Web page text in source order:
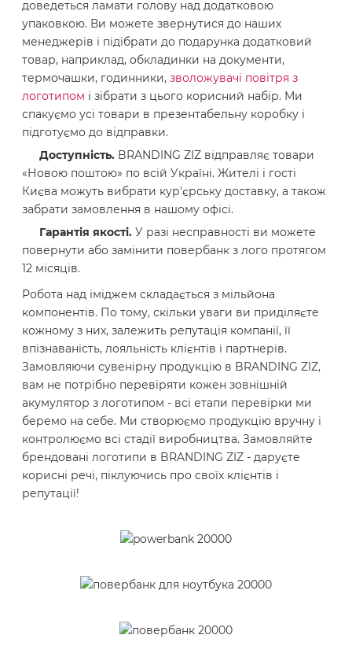
доведеться ламати голову над додатковою
упаковкою. Ви можете звернутися до наших
менеджерів і підібрати до подарунка додатковий
товар, наприклад, обкладинки на документи,
термочашки, годинники,зволожувачі повітря з
логотипом і зібрати з цього корисний набір. Ми
спакуємо усі товари в презентабельну коробку і
підготуємо до відправки.
Доступність. BRANDING ZIZ відправляє товари
«Новою поштою» по всій Україні. Жителі і гості
Києва можуть вибрати кур'єрську доставку, а також
забрати замовлення в нашому офісі.
Гарантія якості. У разі несправності ви можете
повернути або замінити повербанк з лого протягом
12 місяців.
Робота над іміджем складається з мільйона
компонентів. По тому, скільки уваги ви приділяєте
кожному з них, залежить репутація компанії, її
впізнаваність, лояльність клієнтів і партнерів.
Замовляючи сувенірну продукцію в BRANDING ZIZ,
вам не потрібно перевіряти кожен зовнішній
акумулятор з логотипом - всі етапи перевірки ми
беремо на себе. Ми створюємо продукцію вручну і
контролюємо всі стадії виробництва. Замовляйте
брендовані логотипи в BRANDING ZIZ - даруєте
корисні речі, піклуючись про своїх клієнтів і
репутації!